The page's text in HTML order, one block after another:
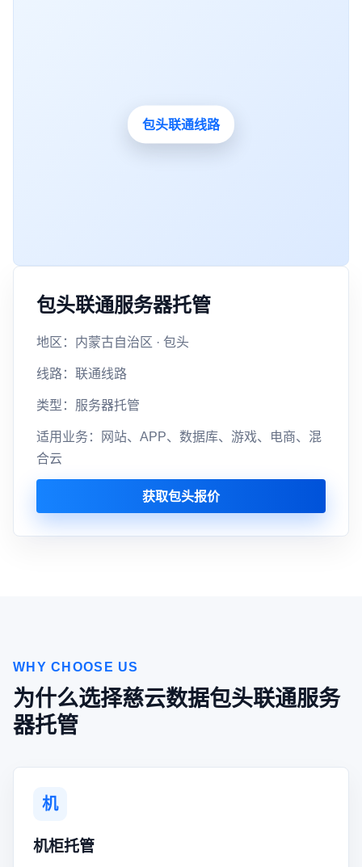
包头联通服务器托管
地区：内蒙古自治区 · 包头
线路：联通线路
类型：服务器托管
适用业务：网站、APP、数据库、游戏、电商、混
合云
获取包头报价
WHY CHOOSE US
为什么选择慈云数据包头联通服务
器托管
机
机柜托管